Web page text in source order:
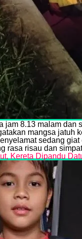
jam 8.13 malam
mangsa
sedang
rasa risau dan
Kereta Dipandu